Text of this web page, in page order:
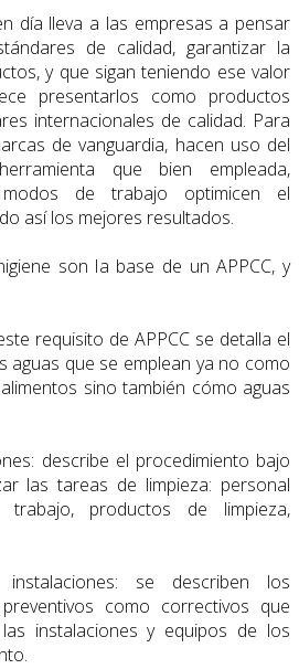
día lleva a las empresas a pensar
de calidad, garantizar la
y que sigan teniendo ese valor
presentarlos como productos
internacionales de calidad. Para
de vanguardia, hacen uso del
que bien empleada,
de trabajo optimicen el
así los mejores resultados.
son la base de un APPCC, y
requisito de APPCC se detalla el
aguas que se emplean ya no como
sino también cómo aguas
describe el procedimiento bajo
las tareas de limpieza: personal
productos de limpieza,
se describen los
como correctivos que
instalaciones y equipos de los